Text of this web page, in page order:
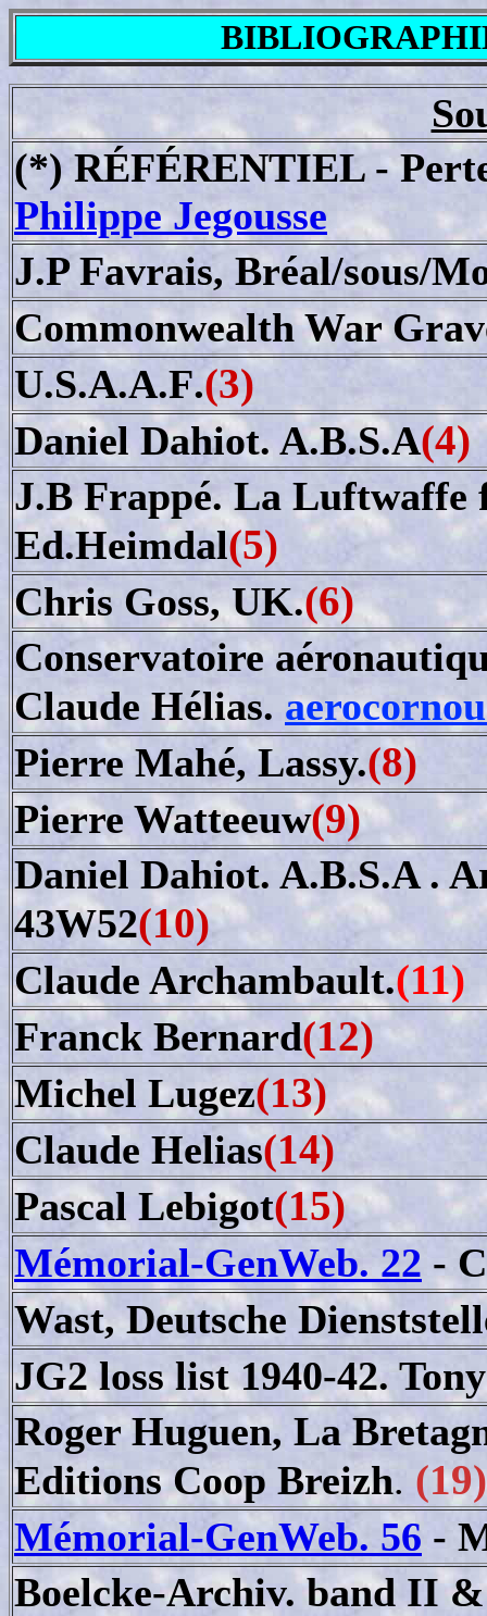
(*) RÉFÉRENTIEL -
Philippe Jegousse
J.P Favrais, Bréal/sous/
Commonwealth War
U.S.A.A.F.(3)
Daniel Dahiot. A.B.S.A(4)
J.B Frappé. La Luftwaffe
Ed.Heimdal(5)
Chris Goss, UK.(6)
Conservatoire
Claude Hélias.
Pierre Mahé, Lassy.(8)
Pierre Watteeuw(9)
Daniel Dahiot. A.B.S.A .
43W52(10)
Claude Archambault.(11)
Franck Bernard(12)
Michel Lugez(13)
Claude Helias(14)
Pascal Lebigot(15)
Mémorial-GenWeb. 22 -
Wast, Deutsche
JG2 loss list 1940-42.
Roger Huguen, La
Editions Coop Breizh. (19)
Mémorial-GenWeb. 56 -
Boelcke-Archiv. band II